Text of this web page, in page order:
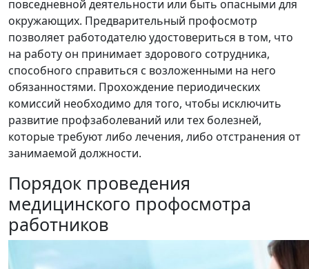
повседневной деятельности или быть опасными для
окружающих. Предварительный профосмотр
позволяет работодателю удостовериться в том, что
на работу он принимает здорового сотрудника,
способного справиться с возложенными на него
обязанностями. Прохождение периодических
комиссий необходимо для того, чтобы исключить
развитие профзаболеваний или тех болезней,
которые требуют либо лечения, либо отстранения от
занимаемой должности.
Порядок проведения
медицинского профосмотра
работников